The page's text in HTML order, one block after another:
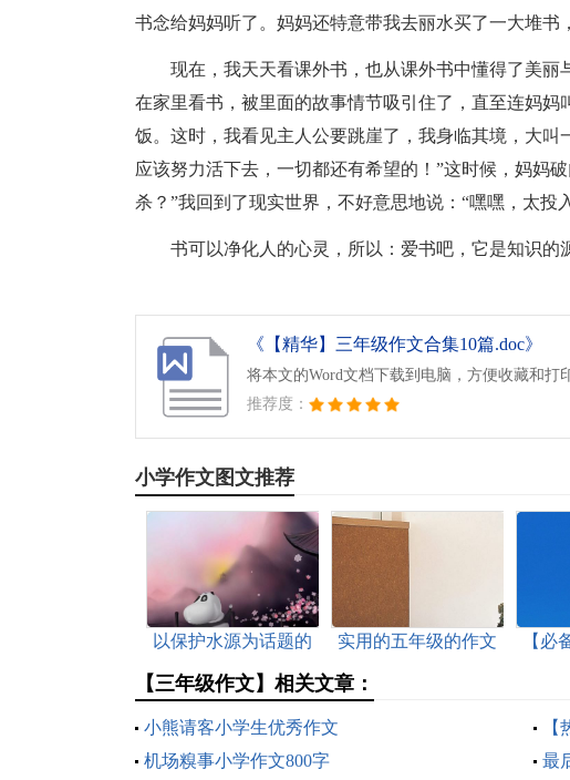
书念给妈妈听了。妈妈还特意带我去丽水买了一大堆书
现在，我天天看课外书，也从课外书中懂得了美
在家里看书，被里面的故事情节吸引住了，直至连妈
饭。这时，我看见主人公要跳崖了，我身临其境，大叫
应该努力活下去，一切都还有希望的！”这时候，妈妈
杀？”我回到了现实世界，不好意思地说：“嘿嘿，太投
书可以净化人的心灵，所以：爱书吧，它是知识的
《【精华】三年级作文合集10篇.doc》
将本文的Word文档下载到电脑，方便收藏和打
推荐度：
小学作文图文推荐
以保护水源为话题的
实用的五年级的作文
【必
【三年级作文】相关文章：
小熊请客小学生优秀作文
机场糗事小学作文800字
最